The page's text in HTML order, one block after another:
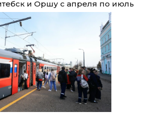
и Оршу с апреля по июль